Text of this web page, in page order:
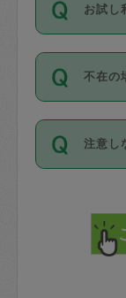
ール
を依頼
※テス
参考
す。
写真
詳細
タス
可能
す。
1. 直
共通）
72時
料が
直前
72時
お試し
「お
せんが
とに
まず
みて
その
不在の
不在
が必
ジさ
てく
不在
注意し
で、
れて
けて